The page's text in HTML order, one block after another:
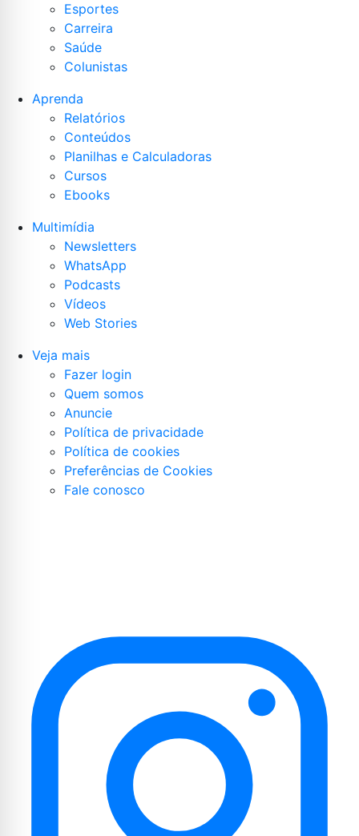
Esportes
Carreira
Saúde
Colunistas
Aprenda
Relatórios
Conteúdos
Planilhas e Calculadoras
Cursos
Ebooks
Multimídia
Newsletters
WhatsApp
Podcasts
Vídeos
Web Stories
Veja mais
Fazer login
Quem somos
Anuncie
Política de privacidade
Política de cookies
Preferências de Cookies
Fale conosco